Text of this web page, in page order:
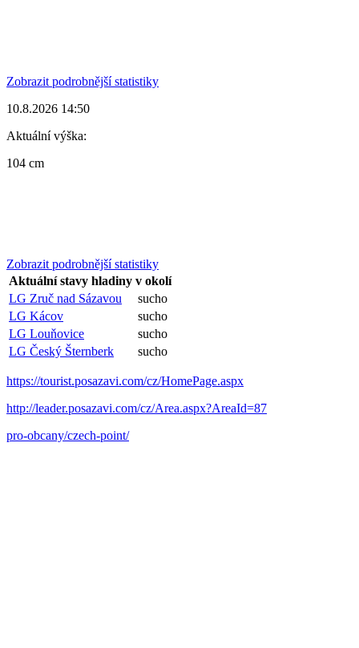
Zobrazit podrobnější statistiky
10.8.2026 14:50
Aktuální výška:
104 cm
Zobrazit podrobnější statistiky
Aktuální stavy hladiny v okolí
LG Zruč nad Sázavou
sucho
LG Kácov
sucho
LG Louňovice
sucho
LG Český Šternberk
sucho
https://tourist.posazavi.com/cz/HomePage.aspx
http://leader.posazavi.com/cz/Area.aspx?AreaId=87
pro-obcany/czech-point/